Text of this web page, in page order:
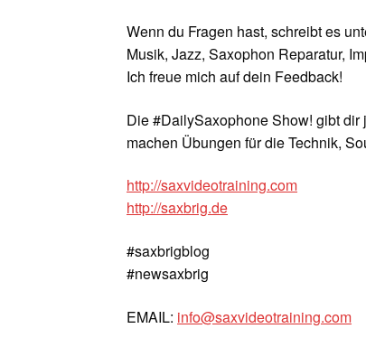
Wenn du Fragen hast, schreibt es
Musik, Jazz, Saxophon Reparatur,
Ich freue mich auf dein Feedback!
Die #DailySaxophone Show! gibt dir
machen Übungen für die Technik,
http://saxvideotraining.com
http://saxbrig.de
#saxbrigblog
#newsaxbrig
EMAIL: info@saxvideotraining.com